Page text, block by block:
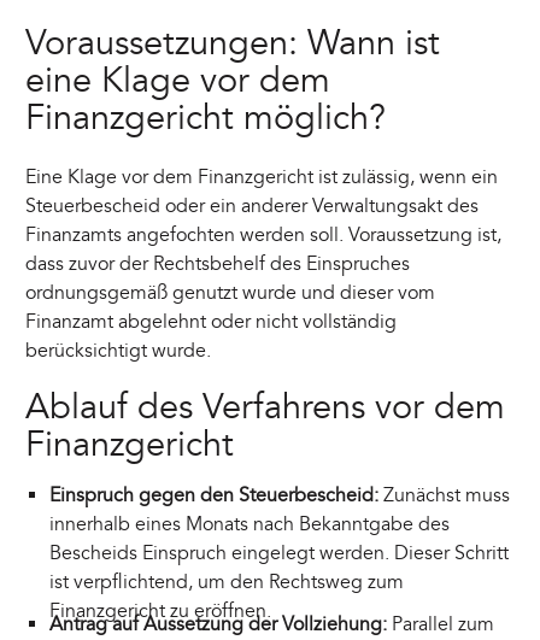
Voraussetzungen: Wann ist
eine Klage vor dem
Finanzgericht möglich?
Eine Klage vor dem Finanzgericht ist zulässig, wenn ein
Steuerbescheid oder ein anderer Verwaltungsakt des
Finanzamts angefochten werden soll. Voraussetzung ist,
dass zuvor der Rechtsbehelf des Einspruches
ordnungsgemäß genutzt wurde und dieser vom
Finanzamt abgelehnt oder nicht vollständig
berücksichtigt wurde.
Ablauf des Verfahrens vor dem
Finanzgericht
Einspruch gegen den Steuerbescheid:Zunächst muss
innerhalb eines Monats nach Bekanntgabe des
Bescheids Einspruch eingelegt werden. Dieser Schritt
ist verpflichtend, um den Rechtsweg zum
Finanzgericht zu eröffnen.
Antrag auf Aussetzung der Vollziehung:Parallel zum